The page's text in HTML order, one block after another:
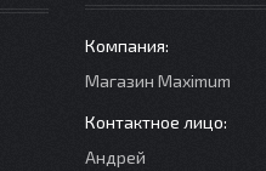
Mагазин Maximum
Андрей